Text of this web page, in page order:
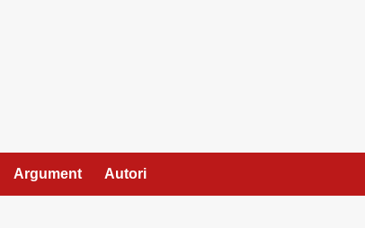
Argument Autori